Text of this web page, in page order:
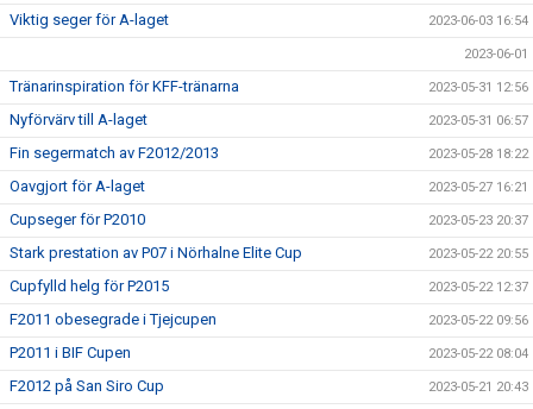
Viktig seger för A-laget 2023-06-03 16:54
2023-06-01
Tränarinspiration för KFF-tränarna 2023-05-31 12:56
Nyförvärv till A-laget 2023-05-31 06:57
Fin segermatch av F2012/2013 2023-05-28 18:22
Oavgjort för A-laget 2023-05-27 16:21
Cupseger för P2010 2023-05-23 20:37
Stark prestation av P07 i Nörhalne Elite Cup 2023-05-22 20:55
Cupfylld helg för P2015 2023-05-22 12:37
F2011 obesegrade i Tjejcupen 2023-05-22 09:56
P2011 i BIF Cupen 2023-05-22 08:04
F2012 på San Siro Cup 2023-05-21 20:43